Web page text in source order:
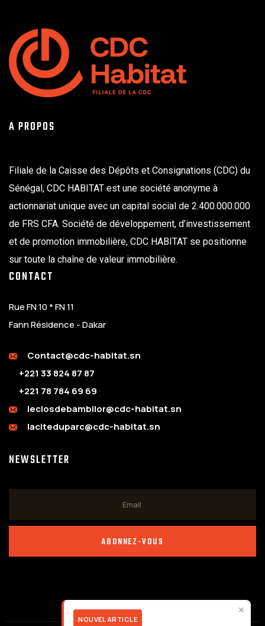
A PROPOS
Filiale de la Caisse des Dépôts et Consignations (CDC) du
Sénégal, CDC HABITAT est une société anonyme à
actionnariat unique avec un capital social de 2.400.000.000
de FRS CFA. Société de développement, d’investissement
et de promotion immobilière, CDC HABITAT se positionne
sur toute la chaîne de valeur immobilière.
CONTACT
Rue FN 10 * FN 11
Fann Résidence - Dakar
Contact@cdc-habitat.sn
+221 33 824 87 87
+221 78 784 69 69
leclosdebambilor@cdc-habitat.sn
laciteduparc@cdc-habitat.sn
NEWSLETTER
ABONNEZ-VOUS
NOUVEL ARTICLE
✕